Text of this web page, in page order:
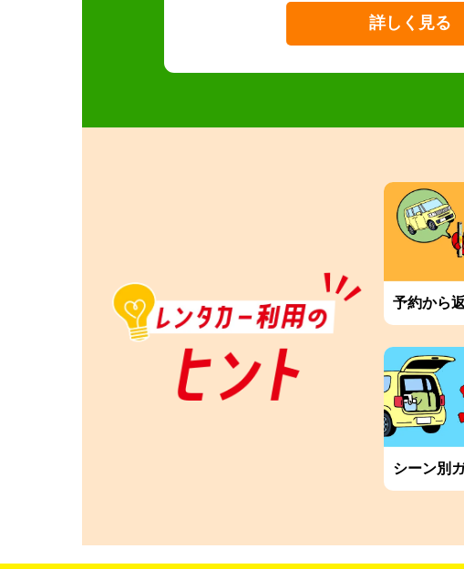
詳しく見る
予約から
シーン別